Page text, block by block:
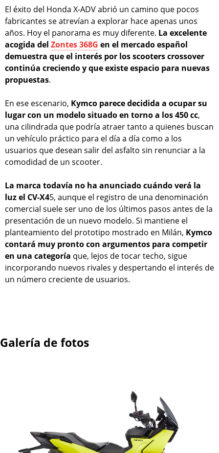
El éxito del Honda X-ADV abrió un camino que pocos
fabricantes se atrevían a explorar hace apenas unos
años. Hoy el panorama es muy diferente. La excelente
acogida del Zontes 368G en el mercado español
demuestra que el interés por los scooters crossover
continúa creciendo y que existe espacio para nuevas
propuestas.
En ese escenario, Kymco parece decidida a ocupar su
lugar con un modelo situado en torno a los 450 cc,
una cilindrada que podría atraer tanto a quienes buscan
un vehículo práctico para el día a día como a los
usuarios que desean salir del asfalto sin renunciar a la
comodidad de un scooter.
La marca todavía no ha anunciado cuándo verá la
luz el CV-X45, aunque el registro de una denominación
comercial suele ser uno de los últimos pasos antes de la
presentación de un nuevo modelo. Si mantiene el
planteamiento del prototipo mostrado en Milán, Kymco
contará muy pronto con argumentos para competir
en una categoría que, lejos de tocar techo, sigue
incorporando nuevos rivales y despertando el interés de
un número creciente de usuarios.
Galería de fotos